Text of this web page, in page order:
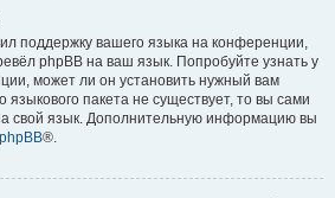
поддержку вашего языка на конференции,
phpBB на ваш язык. Попробуйте узнать у
может ли он установить нужный вам
языкового пакета не существует, то вы сами
свой язык. Дополнительную информацию вы
phpBB®.